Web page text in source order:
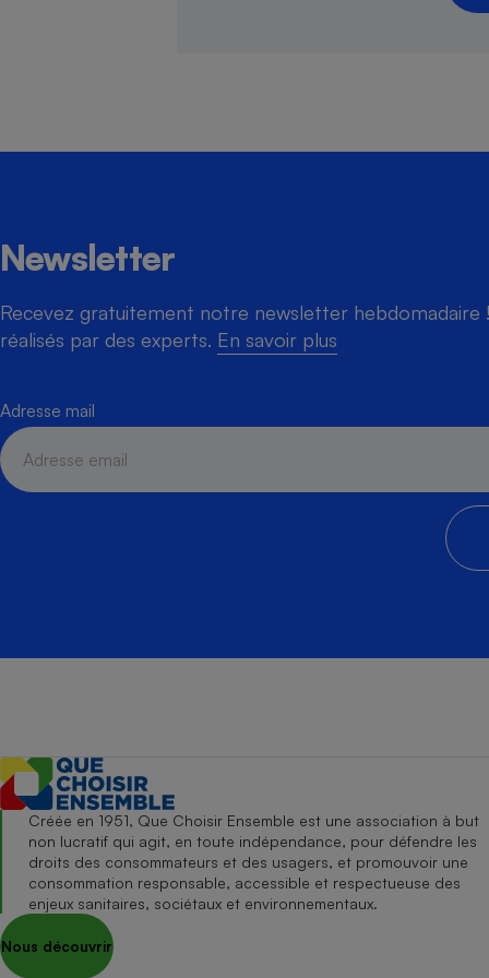
Newsletter
Recevez gratuitement notre newsletter hebdomadaire
réalisés par des experts. En savoir plus
Adresse mail
Robot ménager
Créée en 1951, Que Choisir Ensemble est une association à but
non lucratif qui agit, en toute indépendance, pour défendre les
droits des consommateurs et des usagers, et promouvoir une
consommation responsable, accessible et respectueuse des
enjeux sanitaires, sociétaux et environnementaux.
Nous découvrir